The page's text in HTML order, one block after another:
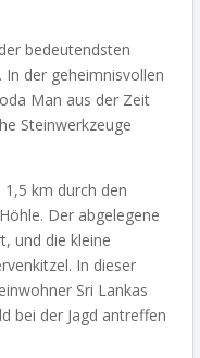
bedeutendsten
In der geheimnisvollen
Man aus der Zeit
Steinwerkzeuge
km durch den
Der abgelegene
und die kleine
In dieser
Sri Lankas
bei der Jagd antreffen